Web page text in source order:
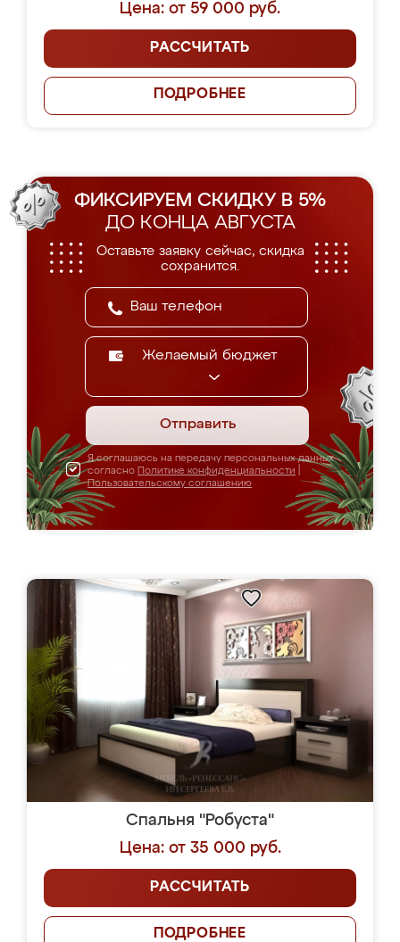
Цена: от 59 000 руб.
РАССЧИТАТЬ
ПОДРОБНЕЕ
ФИКСИРУЕМ СКИДКУ В 5%
ДО КОНЦА АВГУСТА
Оставьте заявку сейчас, скидка
сохранится.
Желаемый бюджет
Отправить
Я соглашаюсь на передачу персональных данных
согласно Политике конфиденциальности
Пользовательскому соглашению
Спальня "Робуста"
Цена: от 35 000 руб.
РАССЧИТАТЬ
ПОДРОБНЕЕ